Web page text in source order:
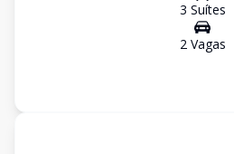
3 Suítes
2Vagas